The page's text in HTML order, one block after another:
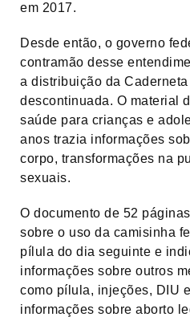
em 2017.
Desde então, o governo
contramão desse
a distribuição da
descontinuada. O material
saúde para crianças e
anos trazia informações
corpo, transformações na
sexuais.
O documento de 52
sobre o uso da camisinha
pílula do dia seguinte e
informações sobre outros
como pílula, injeções, DIU
informações sobre aborto